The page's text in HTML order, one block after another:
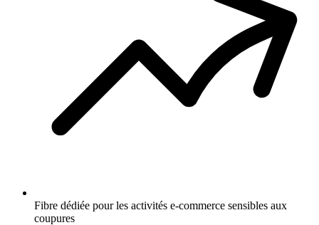
Fibre dédiée pour les activités e-commerce sensibles aux
coupures